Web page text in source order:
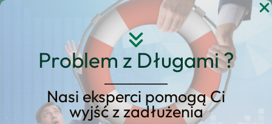
Problem z Długami ?
Nasi eksperci pomogą Ci
wyjść z zadłużenia
Przejdź
Lokaty Bankowe 2024 –